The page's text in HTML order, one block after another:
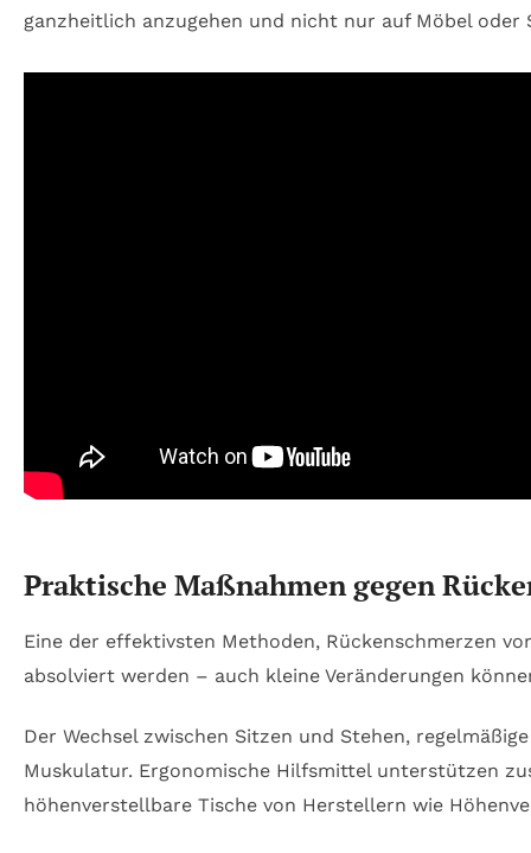
ganzheitlich anzugehen und nicht nur auf Möbel oder
Praktische Maßnahmen gegen
Eine der effektivsten Methoden, Rückenschmerzen
absolviert werden – auch kleine Veränderungen
Der Wechsel zwischen Sitzen und Stehen,
Muskulatur. Ergonomische Hilfsmittel unterstützen
höhenverstellbare Tische von Herstellern wie